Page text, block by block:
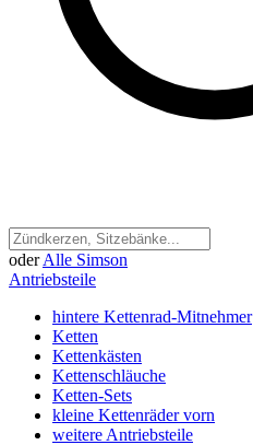
oder Alle Simson
Antriebsteile
hintere Kettenrad-Mitnehmer
Ketten
Kettenkästen
Kettenschläuche
Ketten-Sets
kleine Kettenräder vorn
weitere Antriebsteile